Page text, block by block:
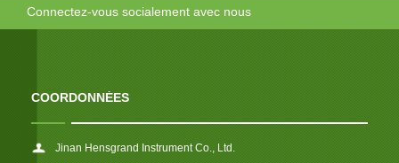
Connectez-vous socialement avec nous
COORDONNÉES
Jinan Hensgrand Instrument Co., Ltd.